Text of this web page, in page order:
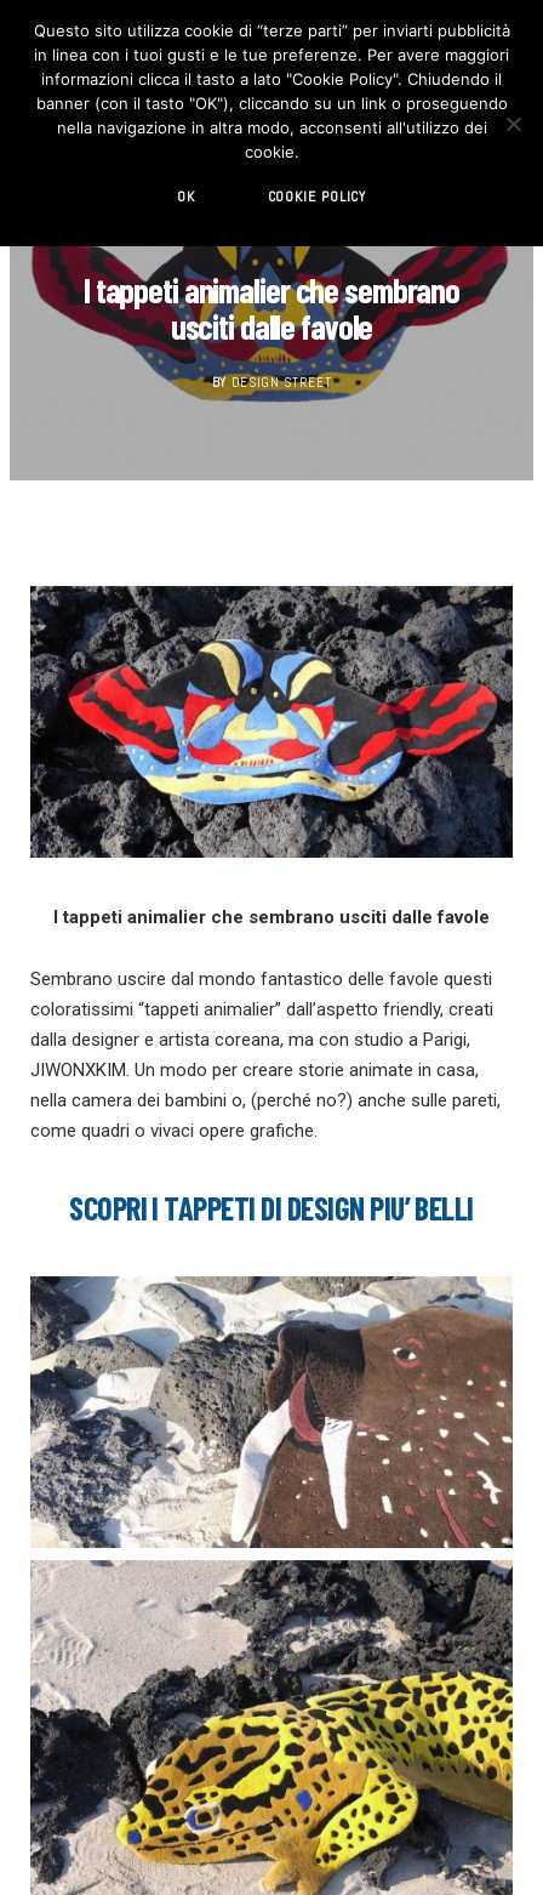
F
c
e
b
o
I
n
s
t
I tappeti animalier che sembrano
usciti dalle favole
BY DESIGN STREET
I tappeti animalier che sembrano usciti dalle favole
Sembrano uscire dal mondo fantastico delle favole questi
coloratissimi “tappeti animalier” dall’aspetto friendly, creati
dalla designer e artista coreana, ma con studio a Parigi,
JIWONXKIM. Un modo per creare storie animate in casa,
nella camera dei bambini o, (perché no?) anche sulle pareti,
come quadri o vivaci opere grafiche.
SCOPRI I TAPPETI DI DESIGN PIU’ BELLI
Questo sito utilizza cookie di “terze parti” per inviarti pubblicità
in linea con i tuoi gusti e le tue preferenze. Per avere maggiori
informazioni clicca il tasto a lato "Cookie Policy". Chiudendo il
banner (con il tasto "OK"), cliccando su un link o proseguendo
nella navigazione in altra modo, acconsenti all'utilizzo dei
cookie.
OK COOKIE POLICY